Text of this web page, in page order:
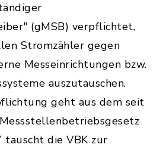
(gMSB) verpflichtet,
Stromzähler gegen
Messeinrichtungen bzw.
auszutauschen.
geht aus dem seit
tauscht die VBK zur